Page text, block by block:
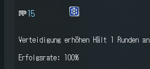
15
Verteidigung erhöhen Hält 1 Runden an
Erfolgsrate: 100%